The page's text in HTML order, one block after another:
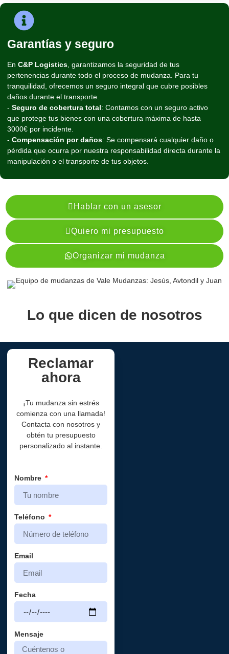
Garantías y seguro
En C&P Logistics , garantizamos la seguridad de tus
pertenencias durante todo el proceso de mudanza. Para tu
tranquilidad, ofrecemos un seguro integral que cubre posibles
daños durante el transporte.
- Seguro de cobertura total: Contamos con un seguro activo
que protege tus bienes con una cobertura máxima de hasta
3000€ por incidente.
- Compensación por daños: Se compensará cualquier daño o
pérdida que ocurra por nuestra responsabilidad directa durante la
manipulación o el transporte de tus objetos.
Hablar con un asesor
Quiero mi presupuesto
Organizar mi mudanza
Lo que dicen de nosotros
Reclamar
ahora
¡Tu mudanza sin estrés
comienza con una llamada!
Contacta con nosotros y
obtén tu presupuesto
personalizado al instante.
Nombre
Teléfono
Email
Fecha
Mensaje